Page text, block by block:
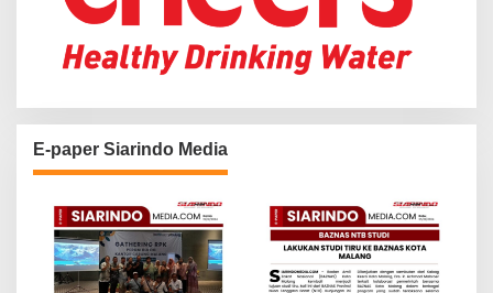
E-paper Siarindo Media